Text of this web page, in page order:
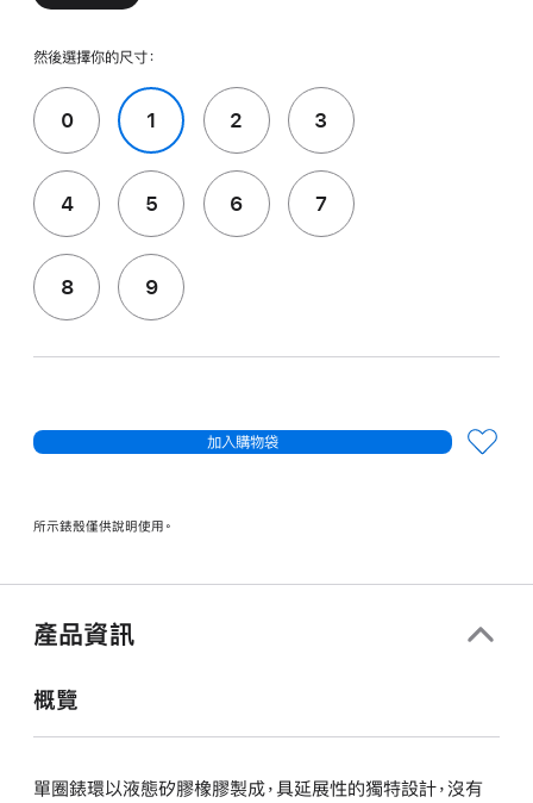
然後選擇你的尺寸：
0 1 2 3
4 5 6 7
8 9
加入購物袋
所示錶殼僅供說明使用。
產品資訊
概覽
單圈錶環以液態矽膠橡膠製成，具延展性的獨特設計，沒有